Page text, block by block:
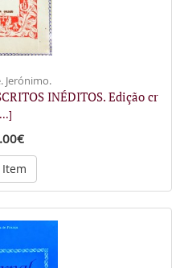
Jerónimo.
INÉDITOS. Edição cr
Item